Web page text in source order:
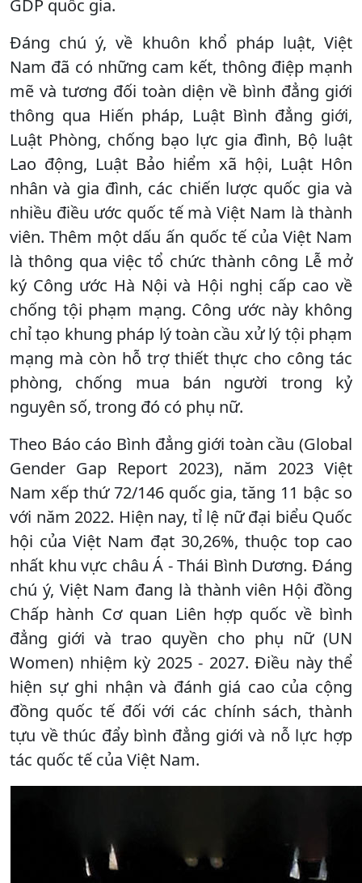
GDP quốc gia.
Đáng chú ý, về khuôn khổ pháp luật, Việt
Nam đã có những cam kết, thông điệp mạnh
mẽ và tương đối toàn diện về bình đẳng giới
thông qua Hiến pháp, Luật Bình đẳng giới,
Luật Phòng, chống bạo lực gia đình, Bộ luật
Lao động, Luật Bảo hiểm xã hội, Luật Hôn
nhân và gia đình, các chiến lược quốc gia và
nhiều điều ước quốc tế mà Việt Nam là thành
viên. Thêm một dấu ấn quốc tế của Việt Nam
là thông qua việc tổ chức thành công Lễ mở
ký Công ước Hà Nội và Hội nghị cấp cao về
chống tội phạm mạng. Công ước này không
chỉ tạo khung pháp lý toàn cầu xử lý tội phạm
mạng mà còn hỗ trợ thiết thực cho công tác
phòng, chống mua bán người trong kỷ
nguyên số, trong đó có phụ nữ.
Theo Báo cáo Bình đẳng giới toàn cầu (Global
Gender Gap Report 2023), năm 2023 Việt
Nam xếp thứ 72/146 quốc gia, tăng 11 bậc so
với năm 2022. Hiện nay, tỉ lệ nữ đại biểu Quốc
hội của Việt Nam đạt 30,26%, thuộc top cao
nhất khu vực châu Á - Thái Bình Dương. Đáng
chú ý, Việt Nam đang là thành viên Hội đồng
Chấp hành Cơ quan Liên hợp quốc về bình
đẳng giới và trao quyền cho phụ nữ (UN
Women) nhiệm kỳ 2025 - 2027. Điều này thể
hiện sự ghi nhận và đánh giá cao của cộng
đồng quốc tế đối với các chính sách, thành
tựu về thúc đẩy bình đẳng giới và nỗ lực hợp
tác quốc tế của Việt Nam.